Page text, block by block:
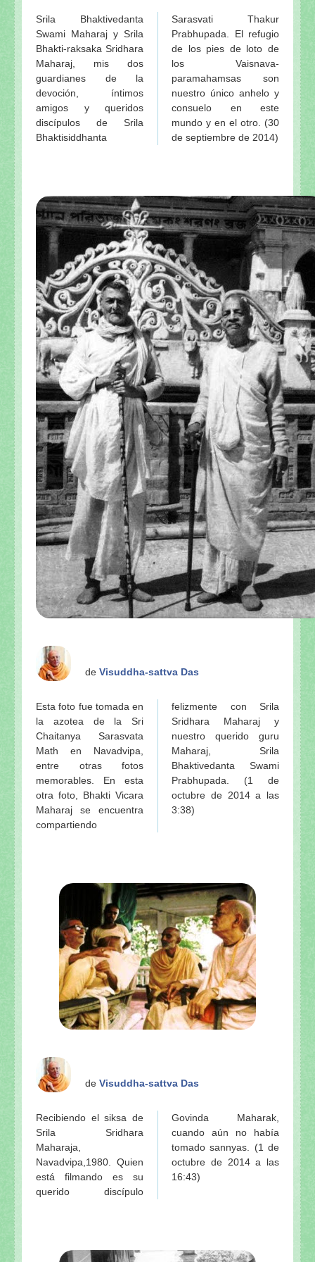
Glorificación de Sri Radha
GOPIS
Sobre Lalita devi ó Lalita sakhi - 1ª
Sobre Lalita devi ó Lalita sakhi - 2ª
Sri Vrindavan-dham
En el camino a Sri Vrindavan-dham 1º de
En el camino a Sri Vrindavan-dham 2º de Visuddha-
Srila Bhaktivedanta
Swami Maharaj y Srila
Bhakti-raksaka Sridhara
Maharaj, mis dos
guardianes de la
devoción, íntimos
amigos y queridos
discípulos de Srila
Bhaktisiddhanta
Sarasvati Thakur
Prabhupada. El refugio
de los pies de loto de
los Vaisnava-
paramahamsas son
nuestro único anhelo y
consuelo en este
mundo y en el otro. (30
de septiembre de 2014)
de Visuddha-sattva Das
Esta foto fue tomada en
la azotea de la Sri
Chaitanya Sarasvata
Math en Navadvipa,
entre otras fotos
memorables. En esta
otra foto, Bhakti Vicara
Maharaj se encuentra
compartiendo
felizmente con Srila
Sridhara Maharaj y
nuestro querido guru
Maharaj, Srila
Bhaktivedanta Swami
Prabhupada. (1 de
octubre de 2014 a las
3:38)
de Visuddha-sattva Das
Recibiendo el siksa de
Srila Sridhara
Maharaja,
Navadvipa,1980. Quien
está filmando es su
querido discípulo
Govinda Maharak,
cuando aún no había
tomado sannyas. (1 de
octubre de 2014 a las
16:43)